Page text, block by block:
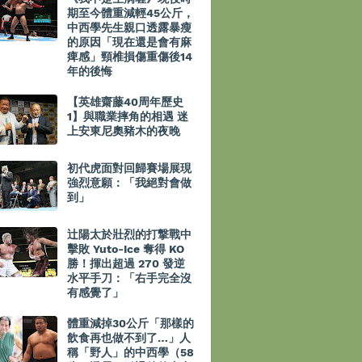
期至今體重減輕45公斤，
中西學先生親口透露暴瘦
的原因「現在還是會有麻
痺感」頸椎損傷重傷後14
年的後悔
【英雄齋藤40周年歷史
1】與職業摔角的相遇 迷
上安東尼奧豬木的夜晚
初代虎面對回歸賽場展現
強烈意願：「我絕對會做
到」
辻陽太於壯烈的打撃戰中
擊敗 Yuto-Ice 奪得 KO
勝！揮出超過 270 發逆
水平手刀：「右手完全沒
有感覺了」
體重減掉30公斤「那樣的
飲食再也做不到了…」人
稱「野人」的中西學（58